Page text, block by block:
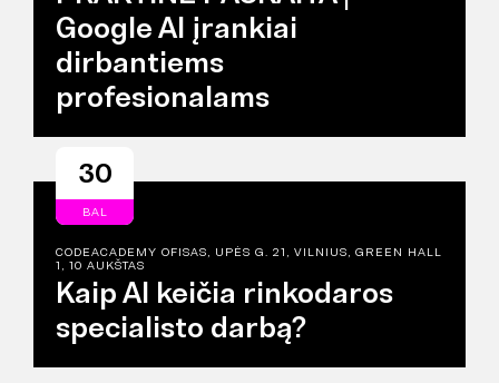
Google AI įrankiai
dirbantiems
profesionalams
30
BAL
CODEACADEMY OFISAS, UPĖS G. 21, VILNIUS, GREEN HALL
1, 10 AUKŠTAS
Kaip AI keičia rinkodaros
specialisto darbą?